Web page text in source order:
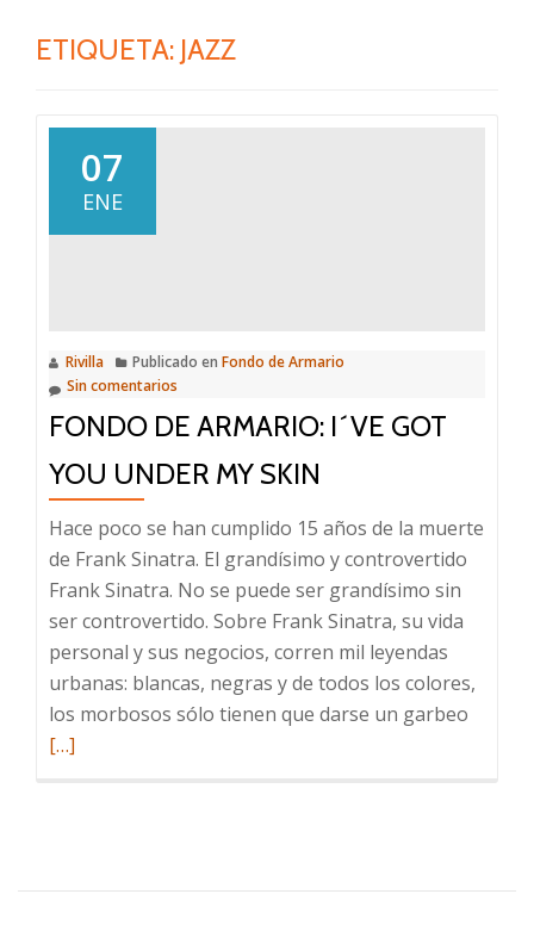
ETIQUETA: JAZZ
07
ENE
Rivilla Publicado en Fondo de Armario
Sin comentarios
FONDO DE ARMARIO: I´VE GOT
YOU UNDER MY SKIN
Hace poco se han cumplido 15 años de la muerte
de Frank Sinatra. El grandísimo y controvertido
Frank Sinatra. No se puede ser grandísimo sin
ser controvertido. Sobre Frank Sinatra, su vida
personal y sus negocios, corren mil leyendas
urbanas: blancas, negras y de todos los colores,
los morbosos sólo tienen que darse un garbeo
I
[…]